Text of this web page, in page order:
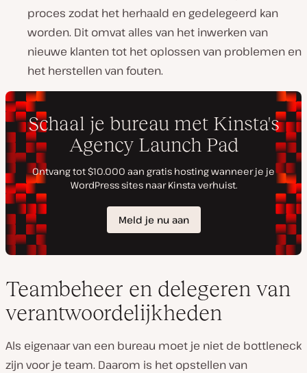
proces zodat het herhaald en gedelegeerd kan
worden. Dit omvat alles van het inwerken van
nieuwe klanten tot het oplossen van problemen en
het herstellen van fouten.
Teambeheer en delegeren van
verantwoordelijkheden
Als eigenaar van een bureau moet je niet de bottleneck
zijn voor je team. Daarom is het opstellen van